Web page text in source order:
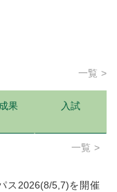
一覧
果 入試
一覧
ス2026(8/5,7)を開催